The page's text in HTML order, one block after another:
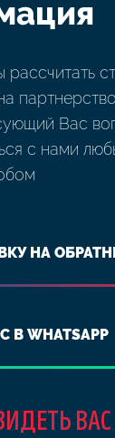
рассчитать
Вас
с нами
НА
WHATSAPP
ВАС